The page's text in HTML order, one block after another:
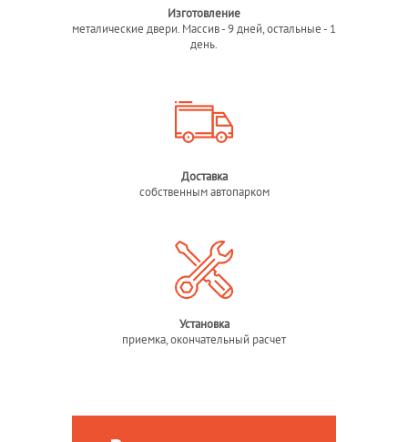
Изготовление
металические двери. Массив - 9 дней, остальные - 1
день.
Доставка
собственным автопарком
Установка
приемка, окончательный расчет